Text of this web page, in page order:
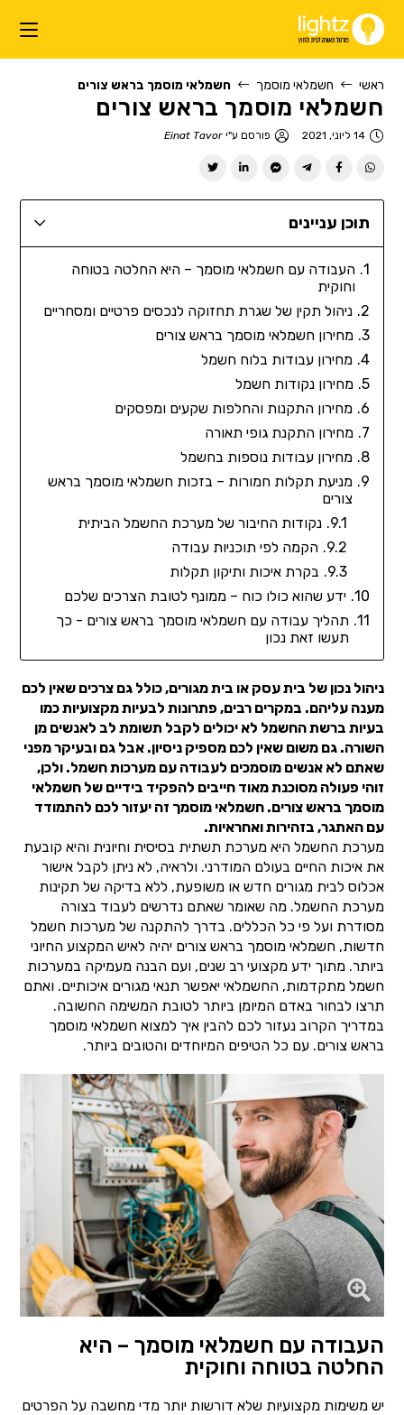
ראשי חשמלאי מוסמך חשמלאי מוסמך בראש צורים
חשמלאי מוסמך בראש צורים
14 ליוני, 2021 פורסם ע"יEinat Tavor
תוכן עניינים
העבודה עם חשמלאי מוסמך – היא החלטה בטוחה
וחוקית
ניהול תקין של שגרת תחזוקה לנכסים פרטיים ומסחריים
מחירון חשמלאי מוסמך בראש צורים
מחירון עבודות בלוח חשמל
מחירון נקודות חשמל
מחירון התקנות והחלפות שקעים ומפסקים
מחירון התקנת גופי תאורה
מחירון עבודות נוספות בחשמל
מניעת תקלות חמורות – בזכות חשמלאי מוסמך בראש
צורים
נקודות החיבור של מערכת החשמל הביתית
הקמה לפי תוכניות עבודה
בקרת איכות ותיקון תקלות
ידע שהוא כולו כוח – ממונף לטובת הצרכים שלכם
תהליך עבודה עם חשמלאי מוסמך בראש צורים - כך
תעשו זאת נכון
ניהול נכון של בית עסק או בית מגורים, כולל גם צרכים שאין לכם
מענה עליהם. במקרים רבים, פתרונות לבעיות מקצועיות כמו
בעיות ברשת החשמל לא יכולים לקבל תשומת לב לאנשים מן
השורה. גם משום שאין לכם מספיק ניסיון. אבל גם ובעיקר מפני
שאתם לא אנשים מוסמכים לעבודה עם מערכות חשמל. ולכן,
זוהי פעולה מסוכנת מאוד חייבים להפקיד בידיים של חשמלאי
מוסמך בראש צורים. חשמלאי מוסמך זה יעזור לכם להתמודד
עם האתגר, בזהירות ואחראיות.
מערכת החשמל היא מערכת תשתית בסיסית וחיונית והיא קובעת
את איכות החיים בעולם המודרני. ולראיה, לא ניתן לקבל אישור
אכלוס לבית מגורים חדש או משופעת, ללא בדיקה של תקינות
מערכת החשמל. מה שאומר שאתם נדרשים לעבוד בצורה
מסודרת ועל פי כל הכללים. בדרך להתקנה של מערכות חשמל
חדשות, חשמלאי מוסמך בראש צורים יהיה לאיש המקצוע החיוני
ביותר. מתוך ידע מקצועי רב שנים, ועם הבנה מעמיקה במערכות
חשמל מתקדמות, החשמלאי יאפשר תנאי מגורים איכותיים. ואתם
תרצו לבחור באדם המיומן ביותר לטובת המשימה החשובה.
במדריך הקרוב נעזור לכם להבין איך למצוא חשמלאי מוסמך
בראש צורים. עם כל הטיפים המיוחדים והטובים ביותר.
העבודה עם חשמלאי מוסמך – היא
החלטה בטוחה וחוקית
יש משימות מקצועיות שלא דורשות יותר מדי מחשבה על הפרטים